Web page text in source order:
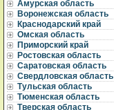
Амурская область
Воронежская область
Краснодарский край
Омская область
Приморский край
Ростовская область
Саратовская область
Свердловская область
Тульская область
Тюменская область
Тверская область